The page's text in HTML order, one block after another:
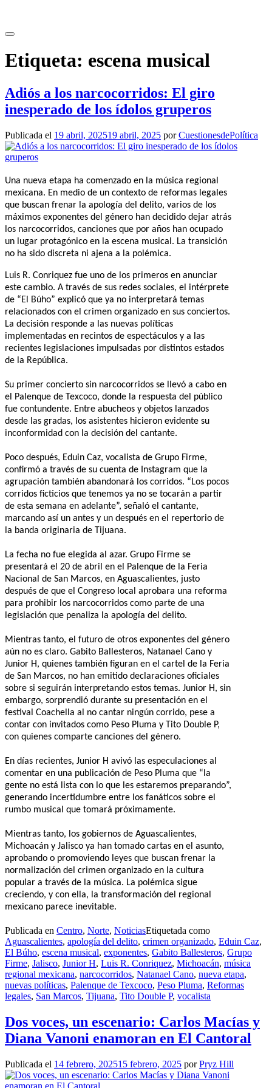
contenido
Etiqueta: escena musical
Adiós a los narcocorridos: El giro
inesperado de los ídolos gruperos
Publicada el 19 abril, 202519 abril, 2025 porCuestionesdePolítica
Una nueva etapa ha comenzado en la música regional
mexicana. En medio de un contexto de reformas legales
que buscan frenar la apología del delito, varios de los
máximos exponentes del género han decidido dejar atrás
los narcocorridos, canciones que por años han ocupado
un lugar protagónico en la escena musical. La transición
no ha sido discreta ni ajena a la polémica.
Luis R. Conriquez fue uno de los primeros en anunciar
este cambio. A través de sus redes sociales, el intérprete
de “El Búho” explicó que ya no interpretará temas
relacionados con el crimen organizado en sus conciertos.
La decisión responde a las nuevas políticas
implementadas en recintos de espectáculos y a las
recientes legislaciones impulsadas por distintos estados
de la República.
Su primer concierto sin narcocorridos se llevó a cabo en
el Palenque de Texcoco, donde la respuesta del público
fue contundente. Entre abucheos y objetos lanzados
desde las gradas, los asistentes hicieron evidente su
inconformidad con la decisión del cantante.
Poco después, Eduin Caz, vocalista de Grupo Firme,
confirmó a través de su cuenta de Instagram que la
agrupación también abandonará los corridos. “Los pocos
corridos ficticios que tenemos ya no se tocarán a partir
de esta semana en adelante”, señaló el cantante,
marcando así un antes y un después en el repertorio de
la banda originaria de Tijuana.
La fecha no fue elegida al azar. Grupo Firme se
presentará el 20 de abril en el Palenque de la Feria
Nacional de San Marcos, en Aguascalientes, justo
después de que el Congreso local aprobara una reforma
para prohibir los narcocorridos como parte de una
legislación que penaliza la apología del delito.
Mientras tanto, el futuro de otros exponentes del género
aún no es claro. Gabito Ballesteros, Natanael Cano y
Junior H, quienes también figuran en el cartel de la Feria
de San Marcos, no han emitido declaraciones oficiales
sobre si seguirán interpretando estos temas. Junior H, sin
embargo, sorprendió durante su presentación en el
festival Coachella al no cantar ningún corrido, pese a
contar con invitados como Peso Pluma y Tito Double P,
con quienes comparte canciones del género.
En días recientes, Junior H avivó las especulaciones al
comentar en una publicación de Peso Pluma que “la
gente no está lista con lo que les estaremos preparando”,
generando incertidumbre entre los fanáticos sobre el
rumbo musical que tomará próximamente.
Mientras tanto, los gobiernos de Aguascalientes,
Michoacán y Jalisco ya han tomado cartas en el asunto,
aprobando o promoviendo leyes que buscan frenar la
normalización del crimen organizado en la cultura
popular a través de la música. La polémica sigue
creciendo, y con ella, la transformación del regional
mexicano parece inevitable.
Publicada en Centro, Norte, NoticiasEtiquetada como
Aguascalientes, apología del delito, crimen organizado, Eduin Caz,
El Búho, escena musical, exponentes, Gabito Ballesteros, Grupo
Firme, Jalisco, Junior H, Luis R. Conriquez, Michoacán, música
regional mexicana, narcocorridos, Natanael Cano, nueva etapa,
nuevas políticas, Palenque de Texcoco, Peso Pluma, Reformas
legales, San Marcos, Tijuana, Tito Double P, vocalista
Dos voces, un escenario: Carlos Macías y
Diana Vanoni enamoran en El Cantoral
Publicada el 14 febrero, 202515 febrero, 2025 porPryz Hill